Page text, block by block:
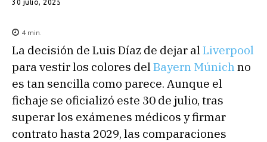
30 julio, 2025
4 min.
La decisión de Luis Díaz de dejar al Liverpool
para vestir los colores del Bayern Múnich no
es tan sencilla como parece. Aunque el
fichaje se oficializó este 30 de julio, tras
superar los exámenes médicos y firmar
contrato hasta 2029, las comparaciones